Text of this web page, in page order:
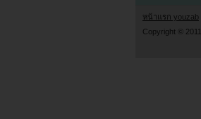
หน้าแรก youzab
Copyright © 2011